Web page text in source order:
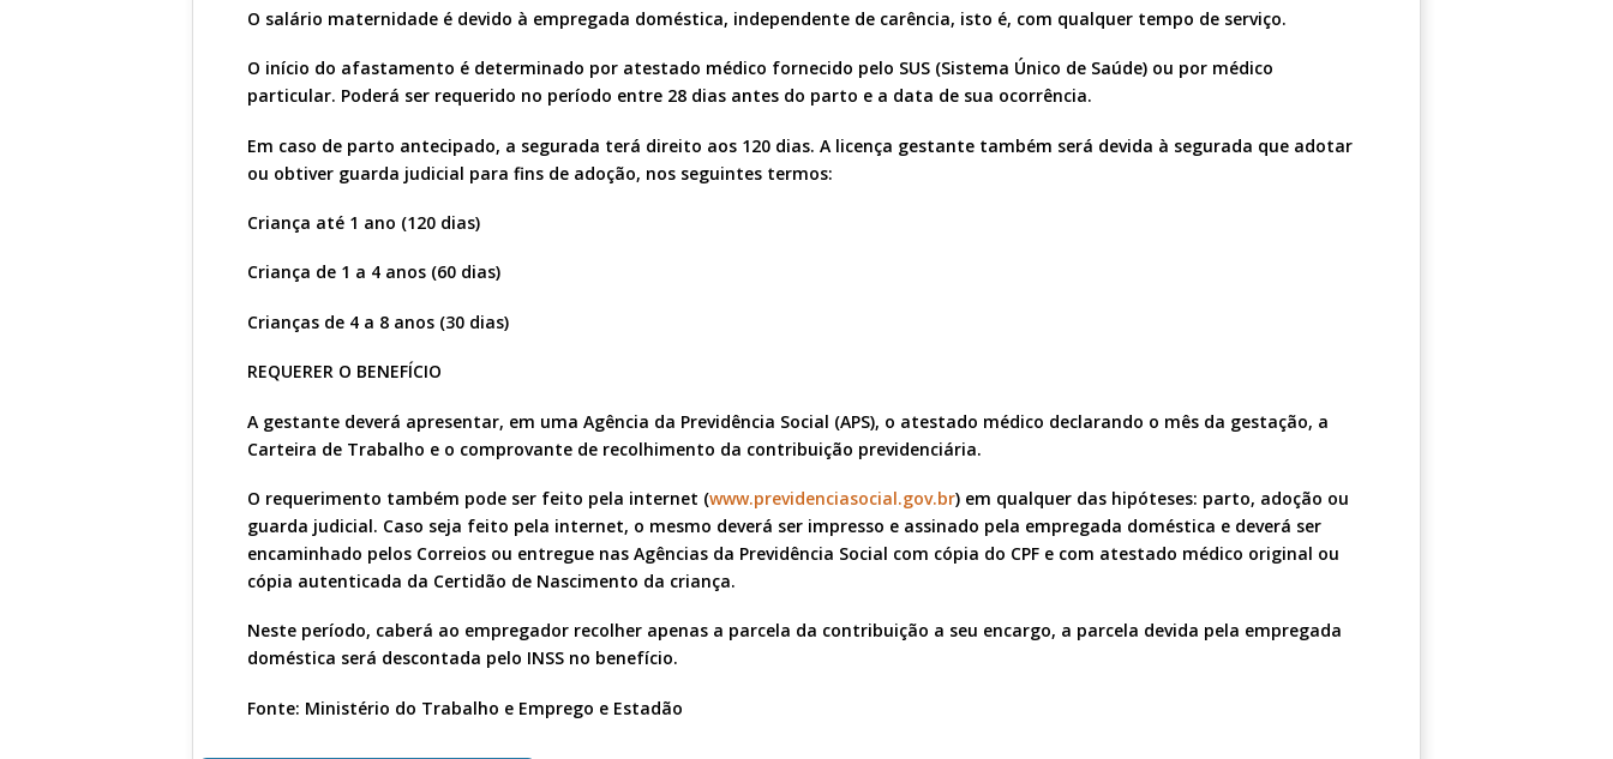
O salário maternidade é devido à empregada doméstica, independente de carência, isto é, com qualquer tempo de serviço.
O início do afastamento é determinado por atestado médico fornecido pelo SUS (Sistema Único de Saúde) ou por médico
particular. Poderá ser requerido no período entre 28 dias antes do parto e a data de sua ocorrência.
Em caso de parto antecipado, a segurada terá direito aos 120 dias. A licença gestante também será devida à segurada que adotar
ou obtiver guarda judicial para fins de adoção, nos seguintes termos:
Criança até 1 ano (120 dias)
Criança de 1 a 4 anos (60 dias)
Crianças de 4 a 8 anos (30 dias)
REQUERER O BENEFÍCIO
A gestante deverá apresentar, em uma Agência da Previdência Social (APS), o atestado médico declarando o mês da gestação, a
Carteira de Trabalho e o comprovante de recolhimento da contribuição previdenciária.
O requerimento também pode ser feito pela internet (www.previdenciasocial.gov.br) em qualquer das hipóteses: parto, adoção ou
guarda judicial. Caso seja feito pela internet, o mesmo deverá ser impresso e assinado pela empregada doméstica e deverá ser
encaminhado pelos Correios ou entregue nas Agências da Previdência Social com cópia do CPF e com atestado médico original ou
cópia autenticada da Certidão de Nascimento da criança.
Neste período, caberá ao empregador recolher apenas a parcela da contribuição a seu encargo, a parcela devida pela empregada
doméstica será descontada pelo INSS no benefício.
Fonte: Ministério do Trabalho e Emprego e Estadão